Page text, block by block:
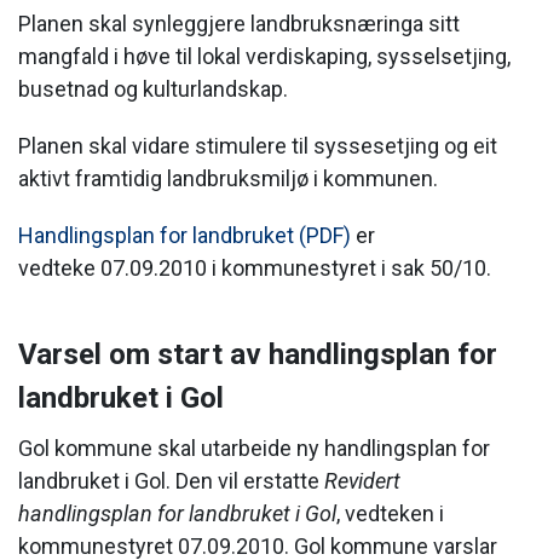
Planen skal synleggjere landbruksnæringa sitt
mangfald i høve til lokal verdiskaping, sysselsetjing,
busetnad og kulturlandskap.
Planen skal vidare stimulere til syssesetjing og eit
aktivt framtidig landbruksmiljø i kommunen.
Handlingsplan for landbruket (PDF) er
vedteke 07.09.2010 i kommunestyret i sak 50/10.
Varsel om start av handlingsplan for
landbruket i Gol
Gol kommune skal utarbeide ny handlingsplan for
landbruket i Gol. Den vil erstatte Revidert
handlingsplan for landbruket i Gol, vedteken i
kommunestyret 07.09.2010. Gol kommune varslar